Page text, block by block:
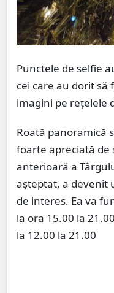
Punctele de selfie
cei care au dorit să
imagini pe rețelele
Roată panoramică
foarte apreciată de
anterioară a
așteptat, a devenit
de interes. Ea va
la ora 15.00 la
la 12.00 la 21.00